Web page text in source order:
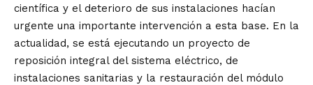
científica y el deterioro de sus instalaciones hacían
urgente una importante intervención a esta base. En la
actualidad, se está ejecutando un proyecto de
reposición integral del sistema eléctrico, de
instalaciones sanitarias y la restauración del módulo